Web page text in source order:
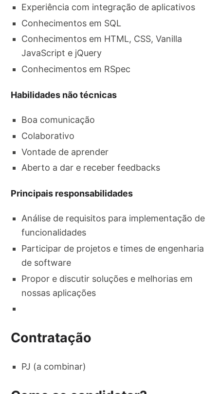
Experiência com integração de aplicativos
Conhecimentos em SQL
Conhecimentos em HTML, CSS, Vanilla
JavaScript e jQuery
Conhecimentos em RSpec
Habilidades não técnicas
Boa comunicação
Colaborativo
Vontade de aprender
Aberto a dar e receber feedbacks
Principais responsabilidades
Análise de requisitos para implementação de
funcionalidades
Participar de projetos e times de engenharia
de software
Propor e discutir soluções e melhorias em
nossas aplicações
Contratação
PJ (a combinar)